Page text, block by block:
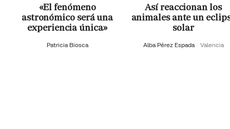
«El fenómeno
astronómico será una
experiencia única»
Patricia Biosca
Así reaccionan los
animales ante un
solar
Alba Pérez Espada Valencia